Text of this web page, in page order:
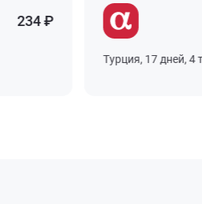
234 ₽
Турция, 17 дней, 4